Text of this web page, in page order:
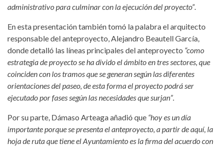
administrativo para culminar con la ejecución del proyecto”.
En esta presentación también tomó la palabra el arquitecto
responsable del anteproyecto, Alejandro Beautell García,
donde detalló las líneas principales del anteproyecto “como
estrategia de proyecto se ha divido el ámbito en tres sectores, que
coinciden con los tramos que se generan según las diferentes
orientaciones del paseo, de esta forma el proyecto podrá ser
ejecutado por fases según las necesidades que surjan”.
Por su parte, Dámaso Arteaga añadió que “hoy es un día
importante porque se presenta el anteproyecto, a partir de aquí, la
hoja de ruta que tiene el Ayuntamiento es la firma del acuerdo con